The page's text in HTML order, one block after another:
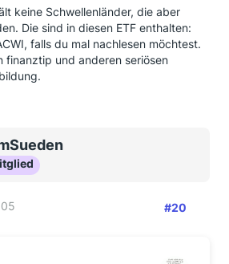
keine Schwellenländer, die aber
Die sind in diesen ETF enthalten:
falls du mal nachlesen möchtest.
finanztip und anderen seriösen
#20